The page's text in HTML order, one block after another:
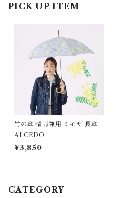
PICK UP ITEM
竹の傘 晴雨兼用 ミモザ 長傘
ALCEDO
¥3,850
CATEGORY